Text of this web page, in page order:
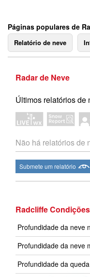
Páginas populares de
Relatório de neve
Radar de Neve
Últimos relatórios de
Não há relatórios de
Submete um relatório
Radcliffe
Profundidade da neve
Profundidade da neve
Profundidade da